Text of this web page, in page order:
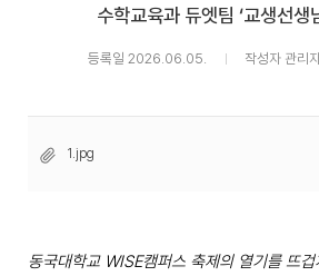
수학교육과 듀엣팀 ‘교생선생
등록일 2026.06.05. 작성자 관리
1.jpg
동국대학교 WISE캠퍼스 축제의 열기를 뜨